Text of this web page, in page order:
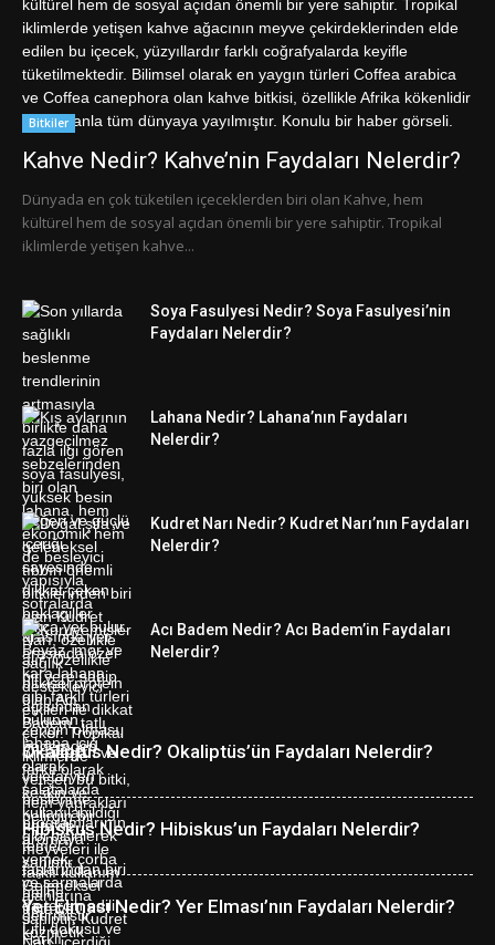
Bitkiler
Kahve Nedir? Kahve’nin Faydaları Nelerdir?
Dünyada en çok tüketilen içeceklerden biri olan Kahve, hem
kültürel hem de sosyal açıdan önemli bir yere sahiptir. Tropikal
iklimlerde yetişen kahve...
Soya Fasulyesi Nedir? Soya Fasulyesi’nin
Faydaları Nelerdir?
Lahana Nedir? Lahana’nın Faydaları
Nelerdir?
Kudret Narı Nedir? Kudret Narı’nın Faydaları
Nelerdir?
Acı Badem Nedir? Acı Badem’in Faydaları
Nelerdir?
Okaliptüs Nedir? Okaliptüs’ün Faydaları Nelerdir?
Hibiskus Nedir? Hibiskus’un Faydaları Nelerdir?
Yer Elması Nedir? Yer Elması’nın Faydaları Nelerdir?